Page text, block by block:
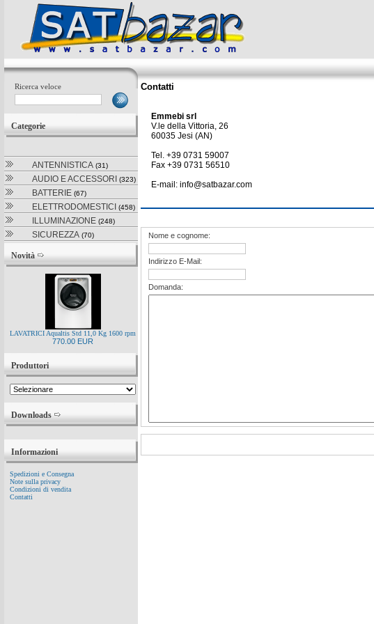
Ricerca veloce
Categorie
ANTENNISTICA (31)
AUDIO E ACCESSORI (323)
BATTERIE (67)
ELETTRODOMESTICI (458)
ILLUMINAZIONE (248)
SICUREZZA (70)
Novità
LAVATRICI Aqualtis Std 11,0 Kg 1600 rpm
770.00 EUR
Produttori
Downloads
Informazioni
Spedizioni e Consegna
Note sulla privacy
Condizioni di vendita
Contatti
Contatti
Emmebi srl
V.le della Vittoria, 26
60035 Jesi (AN)
Tel. +39 0731 59007
Fax +39 0731 56510
E-mail: info@satbazar.com
Nome e cognome:
Indirizzo E-Mail:
Domanda: